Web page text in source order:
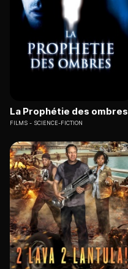
La Prophétie des ombres
FILMS SCIENCE-FICTION